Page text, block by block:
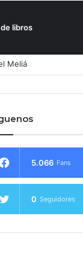
libros
Meliá
5.066 Fans
0 Seguidores